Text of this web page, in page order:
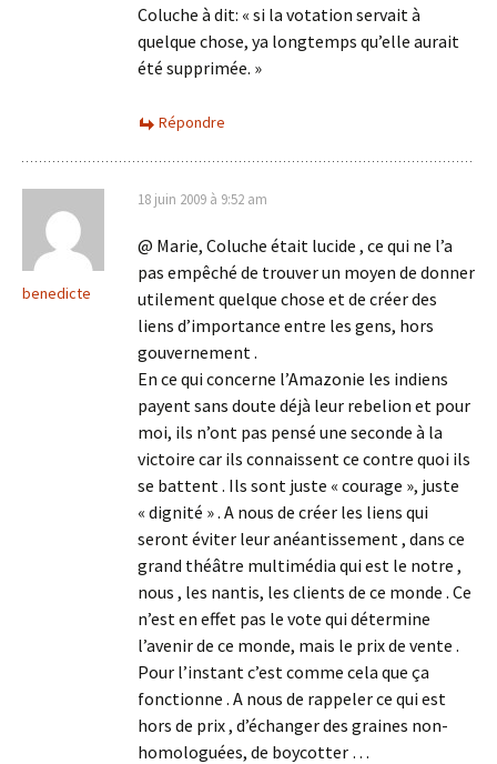
Coluche à dit: « si la votation servait à
quelque chose, ya longtemps qu’elle aurait
été supprimée. »
Répondre
benedicte
18 juin 2009 à 9:52 am
@ Marie, Coluche était lucide , ce qui ne l’a
pas empêché de trouver un moyen de donner
utilement quelque chose et de créer des
liens d’importance entre les gens, hors
gouvernement .
En ce qui concerne l’Amazonie les indiens
payent sans doute déjà leur rebelion et pour
moi, ils n’ont pas pensé une seconde à la
victoire car ils connaissent ce contre quoi ils
se battent . Ils sont juste « courage », juste
« dignité » . A nous de créer les liens qui
seront éviter leur anéantissement , dans ce
grand théâtre multimédia qui est le notre ,
nous , les nantis, les clients de ce monde . Ce
n’est en effet pas le vote qui détermine
l’avenir de ce monde, mais le prix de vente .
Pour l’instant c’est comme cela que ça
fonctionne . A nous de rappeler ce qui est
hors de prix , d’échanger des graines non-
homologuées, de boycotter …